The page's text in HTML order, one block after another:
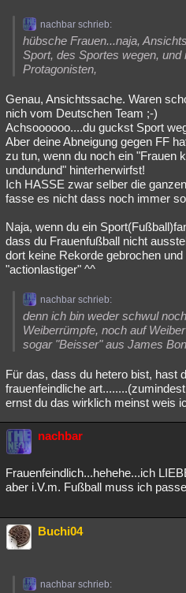
nachbar schrieb:
hübsche Frauen...naja,
Sport, des Sportes wegen,
Protagonisten,
Genau, Ansichtssache. Waren
nich vom Deutschen Team ;-)
Achsoooooo....du guckst Sport
Aber deine Abneigung gegen FF
zu tun, wenn du noch ein "Frauen
undundund" hinterherwirfst!
Ich HASSE zwar selber die
fasse es nicht dass noch immer
Naja, wenn du ein
dass du Frauenfußball nicht
dort keine Rekorde gebrochen
"actionlastiger" ^^
nachbar schrieb:
denn ich bin weder schwul
Weiberrümpfe, noch auf
sogar "Beisser" aus James
Für das, dass du hetero bist, hast
frauenfeindliche
ernst du das wirklich meinst weis
nachbar
Frauenfeindlich...hehehe...ich
aber i.V.m. Fußball muss ich
Buchi04
nachbar schrieb: